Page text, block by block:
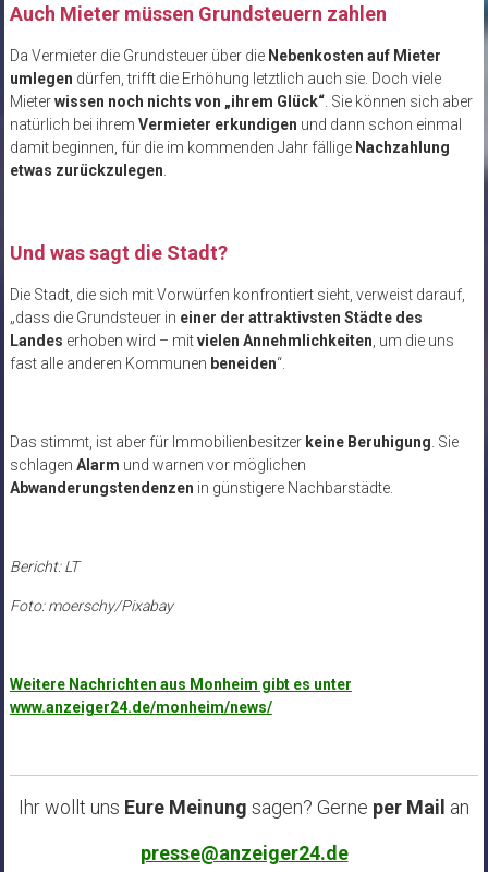
Auch Mieter müssen Grundsteuern zahlen
Da Vermieter die Grundsteuer über die Nebenkosten auf Mieter
umlegen dürfen, trifft die Erhöhung letztlich auch sie. Doch viele
Mieterwissen noch nichts von „ihrem Glück“. Sie können sich aber
natürlich bei ihrem Vermieter erkundigen und dann schon einmal
damit beginnen, für die im kommenden Jahr fällige Nachzahlung
etwas zurückzulegen
Und was sagt die Stadt?
Die Stadt, die sich mit Vorwürfen konfrontiert sieht, verweist darauf,
„dass die Grundsteuer in einer der attraktivsten Städte des
Landes erhoben wird – mitvielen Annehmlichkeiten , um die uns
fast alle anderen Kommunen beneiden“.
Das stimmt, ist aber für Immobilienbesitzer keine Beruhigung . Sie
schlagen Alarm und warnen vor möglichen
Abwanderungstendenzen in günstigere Nachbarstädte.
Bericht: LT
Foto: moerschy/Pixabay
Weitere Nachrichten aus Monheim gibt es unter
www.anzeiger24.de/monheim/news/
Ihr wollt uns Eure Meinung sagen? Gerne per Mail an
presse@anzeiger24.de